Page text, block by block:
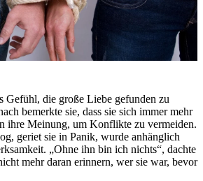
Gefühl, die große Liebe gefunden zu
bemerkte sie, dass sie sich immer mehr
ihre Meinung, um Konflikte zu vermeiden.
geriet sie in Panik, wurde anhänglich
„Ohne ihn bin ich nichts“, dachte
mehr daran erinnern, wer sie war, bevor